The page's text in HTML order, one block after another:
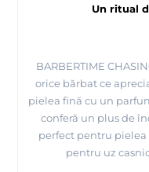
Un ritual
BARBERTIME
orice bărbat ce
pielea fină cu un
conferă un plus de
perfect pentru pielea
pentru uz